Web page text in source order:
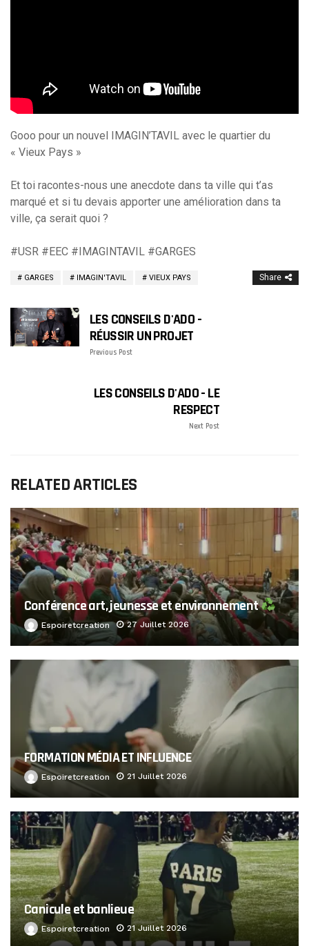
Gooo pour un nouvel IMAGIN’TAVIL avec le quartier du
« Vieux Pays »
Et toi racontes-nous une anecdote dans ta ville qui t’as
marqué et si tu devais apporter une amélioration dans ta
ville, ça serait quoi ?
#USR #EEC #IMAGINTAVIL #GARGES
GARGES IMAGIN'TAVIL VIEUX PAYS Share
LES CONSEILS D'ADO -
RÉUSSIR UN PROJET
Previous Post
LES CONSEILS D'ADO - LE
RESPECT
Next Post
RELATED ARTICLES
Conférence art, jeunesse et environnement
Espoiretcreation 27 Juillet 2026
FORMATION MÉDIA ET INFLUENCE
Espoiretcreation 21 Juillet 2026
Canicule et banlieue
Espoiretcreation 21 Juillet 2026